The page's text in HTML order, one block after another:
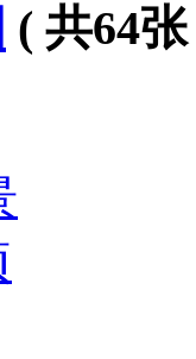
( 共64